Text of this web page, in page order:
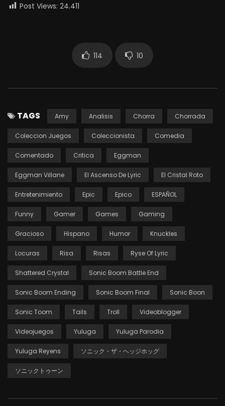
Post Views: 24.411
114 10
TAGS Amy Analisis Chorra Chorrada
Coleccion Juegos Coleccionista Comedia
Comentado Critica Eggman
Eggman Villane El Ascenso De Lyric El Cristal Roto
Entretenimiento Epic Epico ESPAÑOL
Funny Gamer Games Gaming
Gracioso Hispano Humor Knuckles
Locuras Risa Risas Ryse Of Lyric
Shattered Crystal Sonic Boom Battle End
Sonic Boom Ending Sonic Boom Final Sonic Boon
Sonic Toom Tails Troll Videoblogger
Videojuegos Yuluga Yuluga Parodia
Yuluga Reyens ソニック・ザ・ヘッジホッグ
ソニックトゥーン